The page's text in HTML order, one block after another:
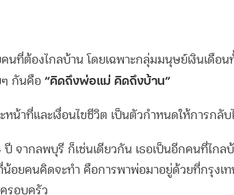
คนที่ต้องไกลบ้าน โดยเฉพาะกลุ่มมนุษย์เงินเดือ
กันคือ “คิดถึงพ่อแม่ คิดถึงบ้าน”
หน้าที่และเงื่อนไขชีวิต เป็นตัวกำหนดให้การกลั
จากลพบุรี ก็เช่นเดียวกัน เธอเป็นอีกคนที่ไกล
น้อยคนคิดจะทำ คือการพาพ่อมาอยู่ด้วยที่กรุงเท
ครอบครัว